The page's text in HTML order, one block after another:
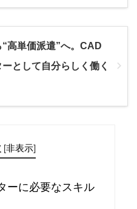
“高単価派遣”へ。CAD
として自分らしく働く
[非表示]
ーに必要なスキル